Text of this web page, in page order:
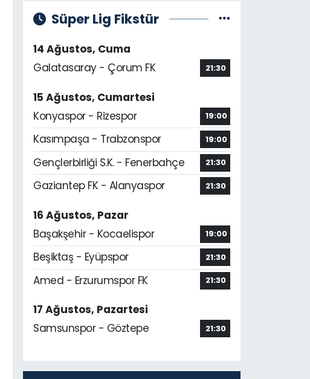
Süper Lig Fikstür
14 Ağustos, Cuma
Galatasaray - Çorum FK
21:30
15 Ağustos, Cumartesi
Konyaspor - Rizespor
19:00
Kasımpaşa - Trabzonspor 19:00
Gençlerbirliği S.K. - Fenerbahçe 21:30
Gaziantep FK - Alanyaspor 21:30
16 Ağustos, Pazar
Başakşehir - Kocaelispor
19:00
Beşiktaş - Eyüpspor 21:30
Amed - Erzurumspor FK 21:30
17 Ağustos, Pazartesi
Samsunspor - Göztepe
21:30